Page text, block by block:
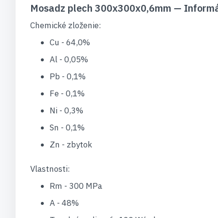
Mosadz plech 300x300x0,6mm —
Chemické zloženie:
Cu - 64,0%
Al - 0,05%
Pb - 0,1%
Fe - 0,1%
Ni - 0,3%
Sn - 0,1%
Zn - zbytok
Vlastnosti:
Rm - 300 MPa
A - 48%